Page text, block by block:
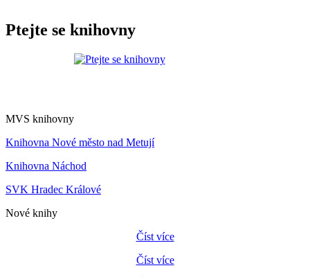
Ptejte se knihovny
MVS knihovny
Knihovna Nové město nad Metují
Knihovna Náchod
SVK Hradec Králové
Nové knihy
Číst více
Číst více